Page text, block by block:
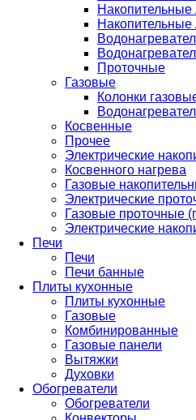
Проточные
Газовые
Колонки
Косвенные
Прочее
Электрические
Косвенного нагрева
Газовые
Электрические
Газовые проточные
Электрические
Печи
Печи
Печи банные
Плиты кухонные
Плиты кухонные
Газовые
Комбинированные
Газовые панели
Вытяжки
Духовки
Обогреватели
Обогреватели